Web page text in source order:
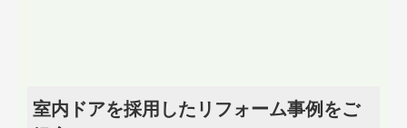
室内ドアを採用したリフォーム事例をご